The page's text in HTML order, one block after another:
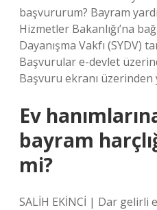
başvururum? Bayram
Hizmetler Bakanlığı’na
Dayanışma Vakfı (SYDV)
Başvurular e-devlet
Başvuru ekranı üzerinden
Ev
bayram
mi?
SALİH EKİNCİ | Dar gelirli